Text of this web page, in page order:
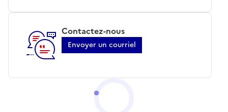
Contactez-nous
Envoyer un courriel